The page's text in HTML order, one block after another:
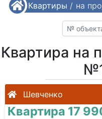
/ Квартиры /
Квартира на
Квартира на
Шевченко
Квартира 17